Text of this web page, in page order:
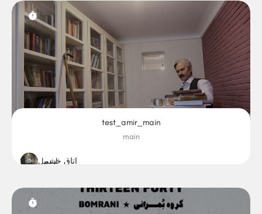
test_amir_main
main
اتاق خشم
اردبیل